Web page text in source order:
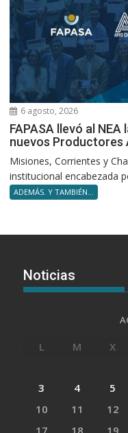
6 agosto, 2026
FAPASA llevó al
nuevos Productores
Misiones, Corrientes y
institucional encabezada
ADEMÁS. Y TAMBIÉN...
Noticias
L M X
3
4 5
10
11 12
17
18 19